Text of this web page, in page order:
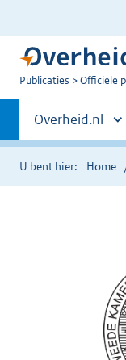
U
Publicaties Officiële
Primaire
navigatie
Andere
sites
binnen
Overheid.nl
U bent hier: Home